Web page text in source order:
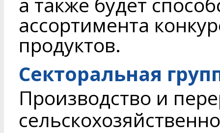
ассортимента
продуктов.
Секторальная
Производство и